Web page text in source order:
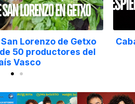
protagonistas
con actividades
día dedicado a ellas